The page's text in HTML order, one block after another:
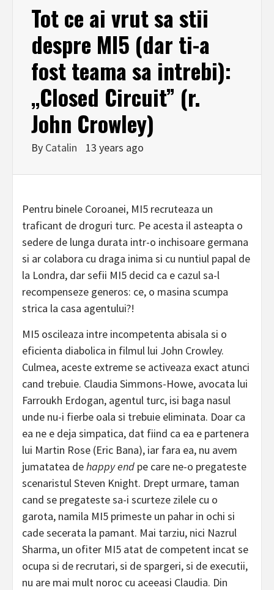
Tot ce ai vrut sa stii
despre MI5 (dar ti-a
fost teama sa intrebi):
„Closed Circuit” (r.
John Crowley)
By Catalin 13 years ago
Pentru binele Coroanei, MI5 recruteaza un
traficant de droguri turc. Pe acesta il asteapta o
sedere de lunga durata intr-o inchisoare germana
si ar colabora cu draga inima si cu nuntiul papal de
la Londra, dar sefii MI5 decid ca e cazul sa-l
recompenseze generos: ce, o masina scumpa
strica la casa agentului?!
MI5 oscileaza intre incompetenta abisala si o
eficienta diabolica in filmul lui John Crowley.
Culmea, aceste extreme se activeaza exact atunci
cand trebuie. Claudia Simmons-Howe, avocata lui
Farroukh Erdogan, agentul turc, isi baga nasul
unde nu-i fierbe oala si trebuie eliminata. Doar ca
ea ne e deja simpatica, dat fiind ca ea e partenera
lui Martin Rose (Eric Bana), iar fara ea, nu avem
jumatatea dehappy end pe care ne-o pregateste
scenaristul Steven Knight. Drept urmare, taman
cand se pregateste sa-i scurteze zilele cu o
garota, namila MI5 primeste un pahar in ochi si
cade secerata la pamant. Mai tarziu, nici Nazrul
Sharma, un ofiter MI5 atat de competent incat se
ocupa si de recrutari, si de spargeri, si de executii,
nu are mai mult noroc cu aceeasi Claudia. Din